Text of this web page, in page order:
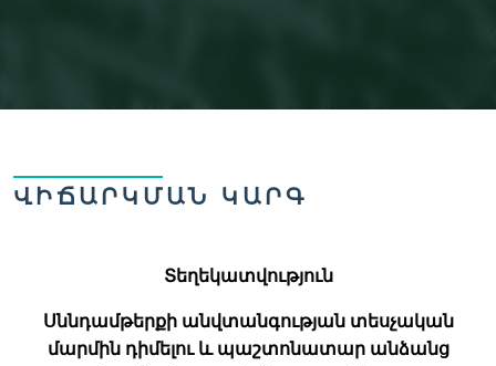
ՎԻՃԱՐԿՄԱՆ ԿԱՐԳ
Տեղեկատվություն
Սննդամթերքի անվտանգության տեսչական
մարմին դիմելու և պաշտոնատար անձանց